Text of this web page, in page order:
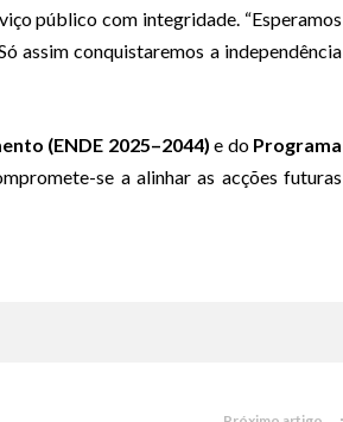
público com integridade. “Esperamos
assim conquistaremos a independência
(ENDE 2025–2044) e do Programa
se a alinhar as acções futuras